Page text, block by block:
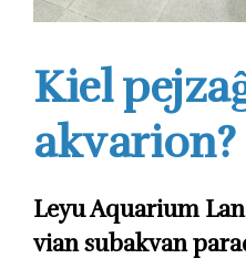
Kiel
akvarion?
Leyu Aquarium
vian subakvan